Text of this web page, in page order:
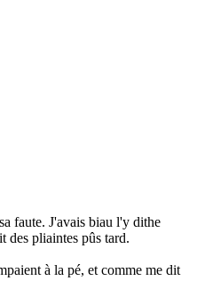
faute. J'avais biau l'y dithe
des pliaintes pûs tard.
à la pé, et comme me dit